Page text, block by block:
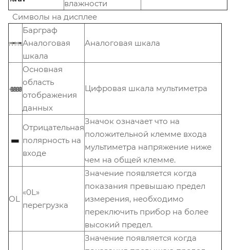
влажности
Символы на дисплее
Барграф
Аналоговая
шкала
Аналоговая шкала
Основная
область
отображения
данных
Цифровая шкала мультиметра
Отрицательная
полярность на
входе
Значок означает что на
положительной клемме входа
мультиметра напряжение ниже
чем на общей клемме.
OL
«0L»
перегрузка
Значение появляется когда
показания превышаю предел
измерения, необходимо
переключить прибор на более
высокий предел.
Значение появляется когда